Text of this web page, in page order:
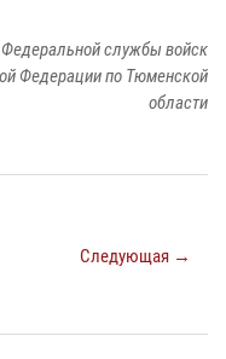
службы войск
Федерации по Тюменской
области
Следующая →